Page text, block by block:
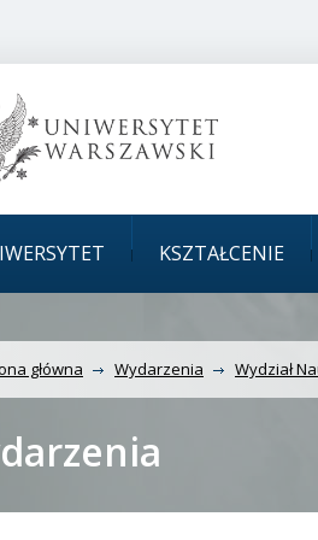
KSZTAŁCENIE
główna Wydarzenia Wydział